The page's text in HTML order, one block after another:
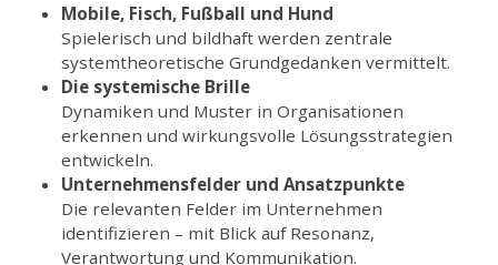
Mobile, Fisch, Fußball und Hund
Spielerisch und bildhaft werden zentrale
systemtheoretische Grundgedanken vermittelt.
Die systemische Brille
Dynamiken und Muster in Organisationen
erkennen und wirkungsvolle Lösungsstrategien
entwickeln.
Unternehmensfelder und Ansatzpunkte
Die relevanten Felder im Unternehmen
identifizieren – mit Blick auf Resonanz,
Verantwortung und Kommunikation.